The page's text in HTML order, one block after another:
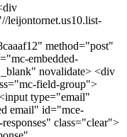
leijontornet.us10.list-
method="post"
embedded-
novalidate> <div
field-group">
type="email"
email" id="mce-
class="clear">